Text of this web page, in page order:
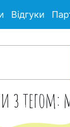
Відгуки
з тегом: